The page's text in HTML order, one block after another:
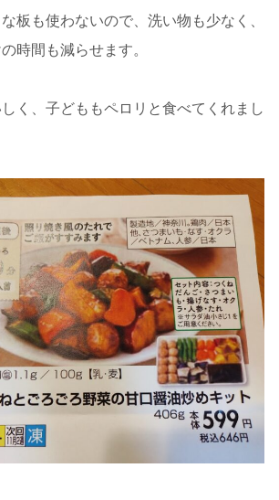
使わないので、洗い物も少なく、
も減らせます。
子どももペロリと食べてくれまし